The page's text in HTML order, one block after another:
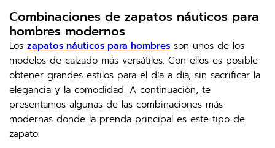
Combinaciones de zapatos náuticos para
hombres modernos
Los zapatos náuticos para hombres son unos de los
modelos de calzado más versátiles. Con ellos es posible
obtener grandes estilos para el día a día, sin sacrificar la
elegancia y la comodidad. A continuación, te
presentamos algunas de las combinaciones más
modernas donde la prenda principal es este tipo de
zapato.